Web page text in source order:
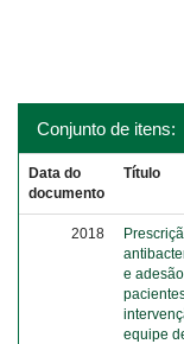
Conjunto de itens:
Data do
documento
Título
2018
e
equipe